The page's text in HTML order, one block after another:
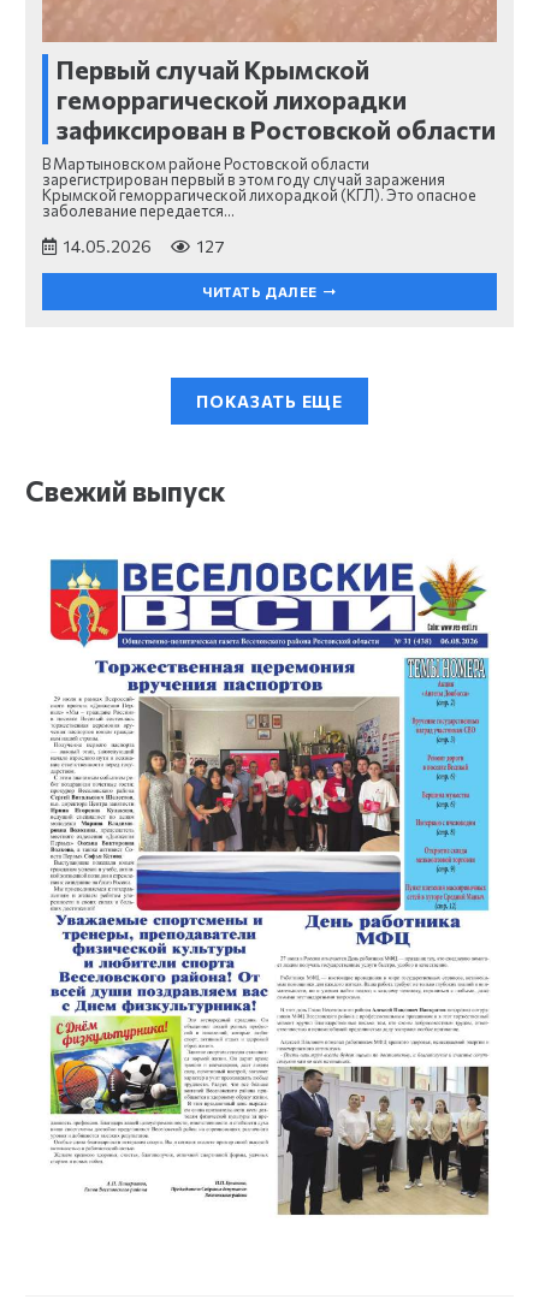
Первый случай Крымской
геморрагической лихорадки
зафиксирован в Ростовской области
В Мартыновском районе Ростовской области
зарегистрирован первый в этом году случай заражения
Крымской геморрагической лихорадкой (КГЛ). Это опасное
заболевание передается…
14.05.2026 127
ЧИТАТЬ ДАЛЕЕ
ПОКАЗАТЬ ЕЩЕ
Свежий выпуск